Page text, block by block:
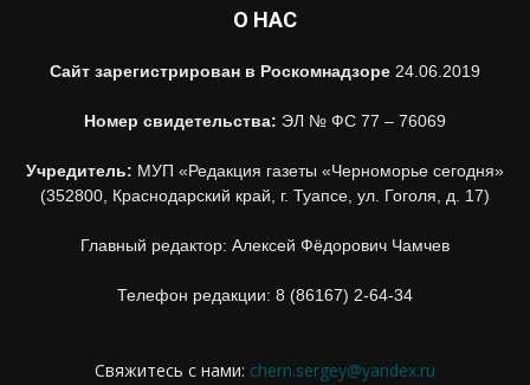
О НАС
Сайт зарегистрирован в Роскомнадзоре 24.06.2019
Номер свидетельства: ЭЛ № ФС 77 – 76069
Учредитель: МУП «Редакция газеты «Черноморье сегодня»
(352800, Краснодарский край, г. Туапсе, ул. Гоголя, д. 17)
Главный редактор: Алексей Фёдорович Чамчев
Телефон редакции: 8 (86167) 2-64-34
Свяжитесь с нами: chern.sergey@yandex.ru